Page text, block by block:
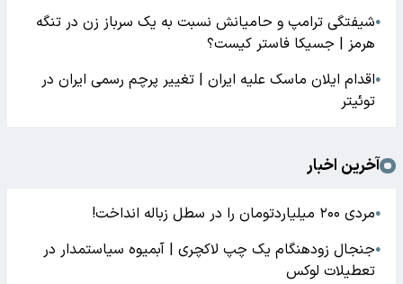
●شیفتگی ترامپ و حامیانش نسبت به یک سرباز زن در تنگه
هرمز | جسیکا فاستر کیست؟
●اقدام ایلان ماسک علیه ایران | تغییر پرچم رسمی ایران در
توئیتر
آخرین اخبار
●مردی ۲۰۰ میلیاردتومان را در سطل زباله انداخت!
●جنجال زودهنگام یک چپ لاکچری | آبمیوه سیاستمدار در
تعطیلات لوکس